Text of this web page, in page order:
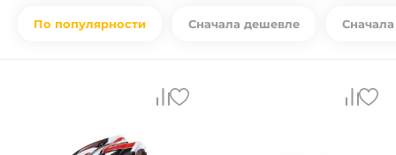
По популярности Сначала дешевле